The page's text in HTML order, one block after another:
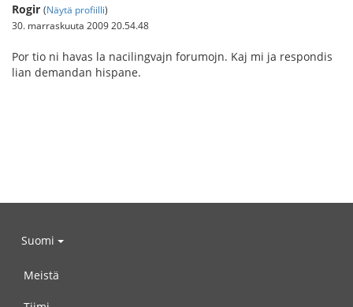
Rogir (Näytä profiilli)
30. marraskuuta 2009 20.54.48
Por tio ni havas la nacilingvajn forumojn. Kaj mi ja respondis
lian demandan hispane.
Suomi
Meistä